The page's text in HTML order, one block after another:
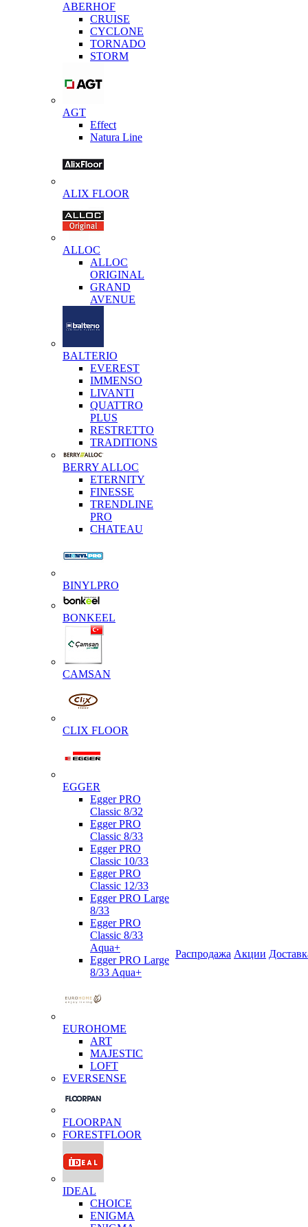
ABERHOF
CRUISE
CYCLONE
TORNADO
STORM
AGT
Effect
Natura Line
ALIX FLOOR
ALLOC
ALLOC
ORIGINAL
GRAND
AVENUE
BALTERIO
EVEREST
IMMENSO
LIVANTI
QUATTRO
PLUS
RESTRETTO
TRADITIONS
BERRY ALLOC
ETERNITY
FINESSE
TRENDLINE
PRO
CHATEAU
BINYLPRO
BONKEEL
CAMSAN
CLIX FLOOR
EGGER
Egger PRO
Classic 8/32
Egger PRO
Classic 8/33
Egger PRO
Classic 10/33
Egger PRO
Classic 12/33
Egger PRO Large
8/33
Egger PRO
Classic 8/33
Aqua+
Egger PRO Large
8/33 Aqua+
EUROHOME
ART
MAJESTIC
LOFT
EVERSENSE
FLOORPAN
FORESTFLOOR
IDEAL
CHOICE
ENIGMA
Распродажа Акции